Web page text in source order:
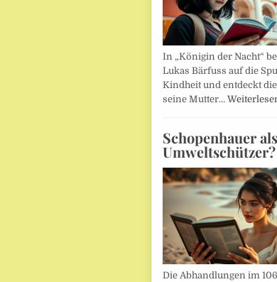
In „Königin der Nacht“
Lukas Bärfuss auf die
Kindheit und entdeckt
seine Mutter…
Schopenhauer als
Umweltschützer?
Die Abhandlungen im